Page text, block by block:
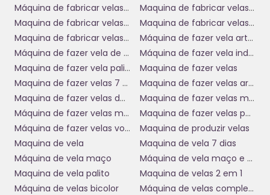
atendem às demandas específicas do mercado. Essa
flexibilidade é essencial para quem deseja se destacar em
um setor com tantas opções.
Além disso, a personalização se tornou um fator-chave na
decisão de compra do consumidor moderno. Ao utilizar uma
máquina fazer vela, você poderá oferecer velas com
designs diferenciados, tamanhos variados e fragrâncias
exclusivas. Essa capacidade de adaptar sua produção às
tendências do mercado pode aumentar consideravelmente
sua participação no setor.
Redução de Custos e Maximização
de Lucros
Máquina de fabricar velas de parafina
Maquina de fabricar velas palito
Maquina de fabricar velas preço
Maquina de fabricar velas usada
Maquina de fabricar velas usadas
Máquina de fazer vela artesanal
Máquina de fazer vela de 7 dias
Máquina de fazer vela industrial
Maquina de fazer vela palito
Maquina de fazer velas
Maquina de fazer velas 7 dias
Maquina de fazer velas aromaticas
Maquina de fazer velas de parafina
Maquina de fazer velas manual
Máquina de fazer velas manual
Maquina de fazer velas palito e 7 dias
Máquina de fazer velas votivas
Maquina de produzir velas
Maquina de vela
Maquina de vela 7 dias
Máquina de vela maço
Máquina de vela maço e 7 dias
Maquina de vela palito
Maquina de velas 2 em 1
Máquina de velas bicolor
Máquina de velas completa